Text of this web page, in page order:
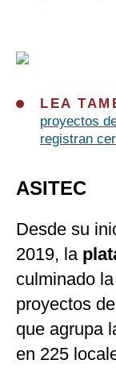
LEA
proyectos
registran
ASITEC
Desde su
2019, la
culminado
proyectos
que agrupa
en 225